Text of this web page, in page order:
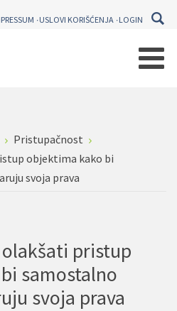
USLOVI KORIŠĆENJA LOGIN
Pristupačnost
objektima kako bi
svoja prava
pristup
samostalno
svoja prava